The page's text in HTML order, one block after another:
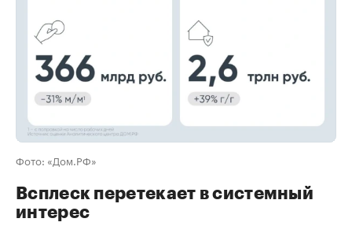
Фото: «Дом.РФ»
Всплеск перетекает в системный
интерес